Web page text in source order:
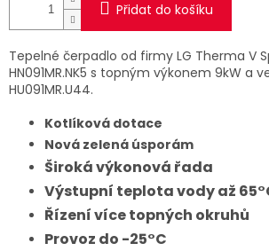
Přidat do košíku
Tepelné čerpadlo od firmy LG Therma V
HN091MR.NK5 s topným výkonem 9kW a
HU091MR.U44.
Kotlíková dotace
Nová zelená úsporám
Široká výkonová řada
Výstupní teplota vody až
Řízení více topných okruhů
Provoz do -25°C